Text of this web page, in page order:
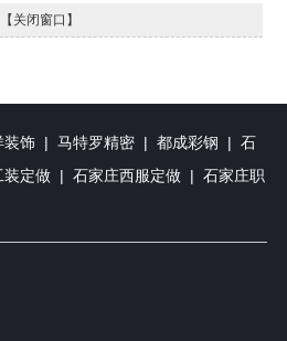
【关闭窗口】
装饰| 马特罗精密| 都成彩钢 | 石
装定做| 石家庄西服定做| 石家庄职